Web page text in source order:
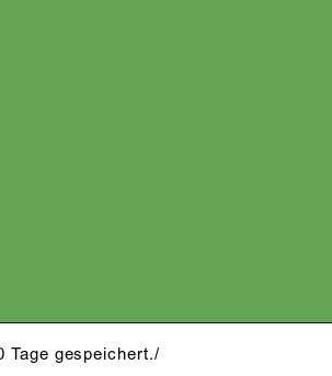
Tage gespeichert./